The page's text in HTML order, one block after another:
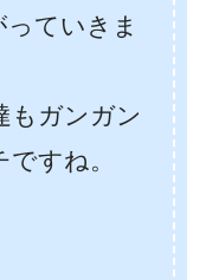
ていきま
もガンガン
すね。